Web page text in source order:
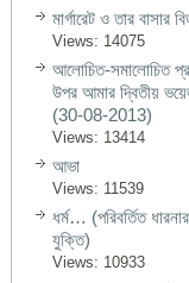
মার্গারেট ও তার বাসার
Views: 14075
আলোচিত-সমালোচিত
উপর আমার দ্বিতীয়
(30-08-2013)
Views: 13414
আভা
Views: 11539
ধর্ম… (পরিবর্তিত
যুক্তি)
Views: 10933